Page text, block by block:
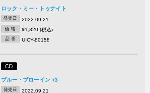
ロック・ミー・トゥナイト
発売日 2022.09.21
価 格 ¥1,320 (税込)
品 番 UICY-80158
CD
ブルー・ブローイン +3
発売日 2022.09.21